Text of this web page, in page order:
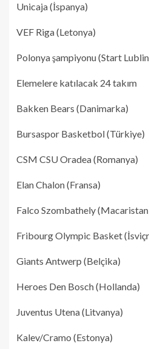
Unicaja (İspanya)
VEF Riga (Letonya)
Polonya şampiyonu (Start
Elemelere katılacak 24 takım
Bakken Bears (Danimarka)
Bursaspor Basketbol (Türkiye)
CSM CSU Oradea (Romanya)
Elan Chalon (Fransa)
Falco Szombathely
Fribourg Olympic Basket
Giants Antwerp (Belçika)
Heroes Den Bosch (Hollanda)
Juventus Utena (Litvanya)
Kalev/Cramo (Estonya)